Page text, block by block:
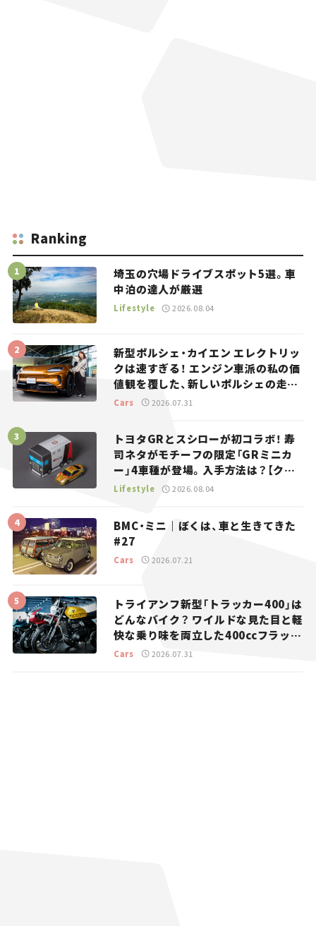
Ranking
埼玉の穴場ドライブスポット5選。車
中泊の達人が厳選
Lifestyle 2026.08.04
新型ポルシェ・カイエン エレクトリッ
クは速すぎる！ エンジン車派の私の価
値観を覆した、新しいポルシェの走
り。
Cars 2026.07.31
トヨタGRとスシローが初コラボ！ 寿
司ネタがモチーフの限定「GRミニカ
ー」4車種が登場。入手方法は？【クル
マとホビー】
Lifestyle 2026.08.04
BMC・ミニ｜ぼくは、車と生きてきた
#27
Cars 2026.07.21
トライアンフ新型「トラッカー400」は
どんなバイク？ ワイルドな見た目と軽
快な乗り味を両立した400ccフラット
トラッカー【試乗レビュー】
Cars 2026.07.31